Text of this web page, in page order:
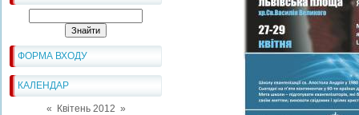
ФОРМА ВХОДУ
КАЛЕНДАР
« Квітень 2012 »